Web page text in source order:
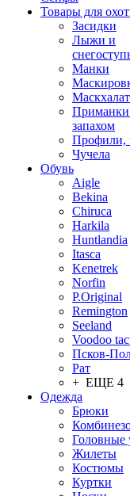
Товары для
Засидки
Лыжи и
Манки
Приманки
запахом
Профили,
Чучела
Обувь
Aigle
Bekina
Chiruсa
Harkila
Huntlandia
Itasca
Kenetrek
Norfin
P.Original
Remington
Seeland
Voodoo
Псков-
Рат
+ ЕЩЕ 4
Одежда
Брюки
Головные
Жилеты
Костюмы
Куртки